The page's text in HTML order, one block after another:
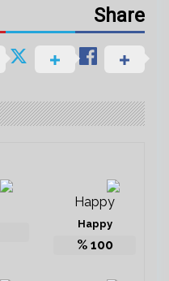
Share
Happy
100
%